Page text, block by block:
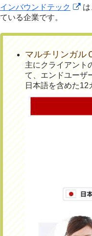
インバウンドテック
ている企業です。
マルチリンガル
主にクライアント
て、エンドユーザ
日本語を含めた12